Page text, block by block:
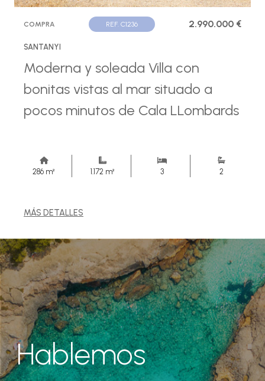
COMPRA REF. C1236 2.990.000 €
SANTANYI
Moderna y soleada Villa con
bonitas vistas al mar situado a
pocos minutos de Cala LLombards
286 m² 1.172 m² 3 2
MÁS DETALLES
Hablemos